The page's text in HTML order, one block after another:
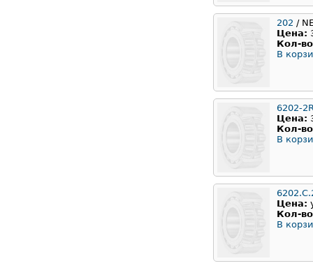
202 /
Цена:
Кол-
В
6202-
Цена:
Кол-
В
Цена:
Кол-
В